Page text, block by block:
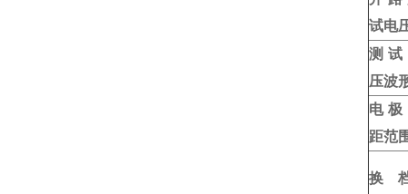
试电
测试
压波
电极
距范
换